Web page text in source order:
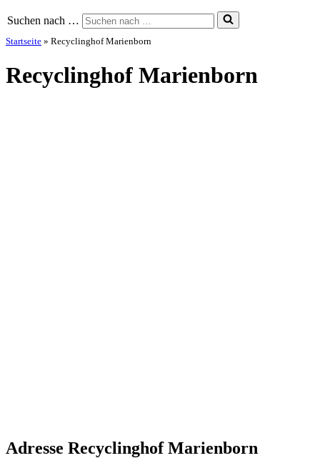
Suchen nach …
Startseite » Recyclinghof Marienborn
Recyclinghof Marienborn
Adresse Recyclinghof Marienborn